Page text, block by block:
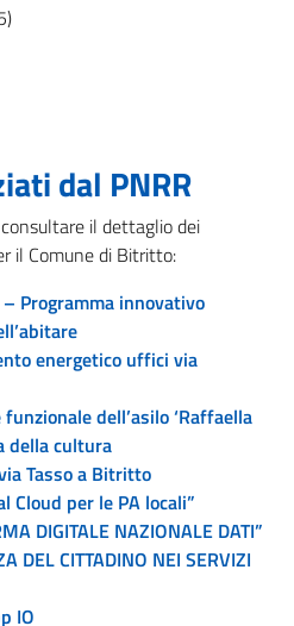
dal PNRR
il dettaglio dei
il Comune di Bitritto:
Programma innovativo
energetico uffici via
dell’asilo ‘Raffaella
della cultura
Tasso a Bitritto
Cloud per le PA locali”
DIGITALE NAZIONALE DATI”
DEL CITTADINO NEI SERVIZI
IO